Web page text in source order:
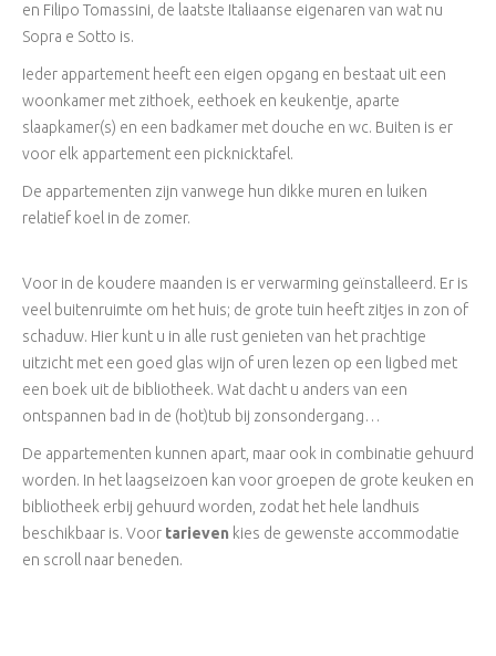
en Filipo Tomassini, de laatste Italiaanse eigenaren van wat nu
Sopra e Sotto is.
Ieder appartement heeft een eigen opgang en bestaat uit een
woonkamer met zithoek, eethoek en keukentje, aparte
slaapkamer(s) en een badkamer met douche en wc. Buiten is er
voor elk appartement een picknicktafel.
De appartementen zijn vanwege hun dikke muren en luiken
relatief koel in de zomer.
Voor in de koudere maanden is er verwarming geïnstalleerd. Er is
veel buitenruimte om het huis; de grote tuin heeft zitjes in zon of
schaduw. Hier kunt u in alle rust genieten van het prachtige
uitzicht met een goed glas wijn of uren lezen op een ligbed met
een boek uit de bibliotheek. Wat dacht u anders van een
ontspannen bad in de (hot)tub bij zonsondergang…
De appartementen kunnen apart, maar ook in combinatie gehuurd
worden. In het laagseizoen kan voor groepen de grote keuken en
bibliotheek erbij gehuurd worden, zodat het hele landhuis
beschikbaar is. Voor tarieven kies de gewenste accommodatie
en scroll naar beneden.